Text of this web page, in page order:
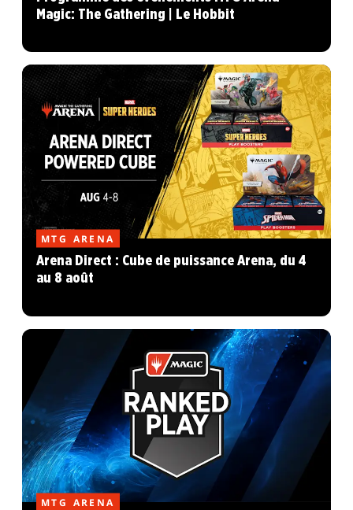
Magic: The Gathering | Le Hobbit
MTG ARENA
Arena Direct : Cube de puissance Arena, du 4
au 8 août
MTG ARENA